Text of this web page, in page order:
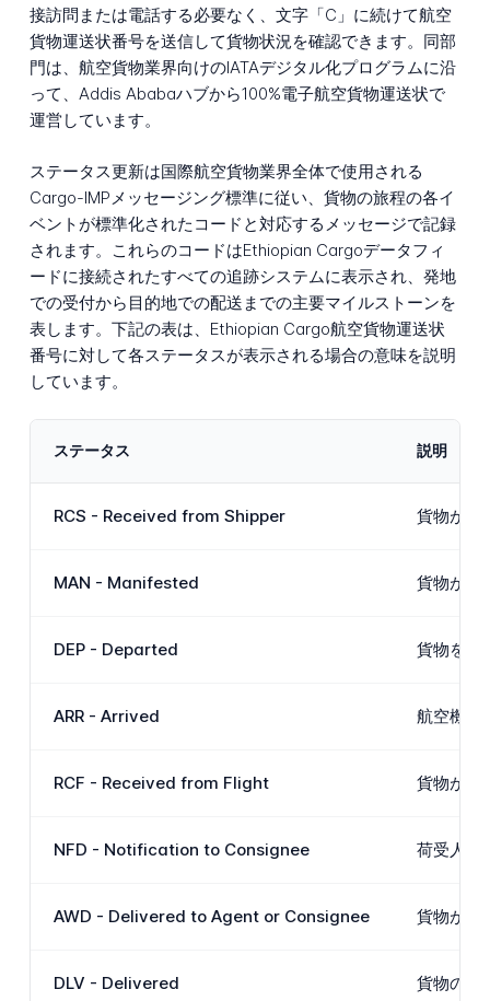
接訪問または電話する必要なく、文字「C」に続けて航空
貨物運送状番号を送信して貨物状況を確認できます。同部
門は、航空貨物業界向けのIATAデジタル化プログラムに沿
って、Addis Ababaハブから100%電子航空貨物運送状で
運営しています。
ステータス更新は国際航空貨物業界全体で使用される
Cargo-IMPメッセージング標準に従い、貨物の旅程の各イ
ベントが標準化されたコードと対応するメッセージで記録
されます。これらのコードはEthiopian Cargoデータフィ
ードに接続されたすべての追跡システムに表示され、発地
での受付から目的地での配送までの主要マイルストーンを
表します。下記の表は、Ethiopian Cargo航空貨物運送状
番号に対して各ステータスが表示される場合の意味を説明
しています。
ステータス 説明
RCS - Received from Shipper 貨物が荷
MAN - Manifested 貨物が特
DEP - Departed 貨物を搭
ARR - Arrived 航空機が
RCF - Received from Flight 貨物が航
NFD - Notification to Consignee 荷受人ま
AWD - Delivered to Agent or Consignee 貨物が目
DLV - Delivered 貨物の最